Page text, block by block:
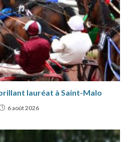
lauréat à Saint-Malo
6 août 2026